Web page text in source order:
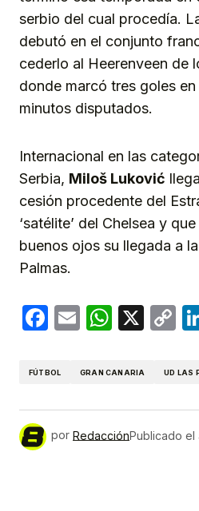
serbio del cual procedía.
debutó en el conjunto
cederlo al Heerenveen de
donde marcó tres goles
minutos disputados.
Internacional en las
Serbia, Miloš Luković
cesión procedente del
‘satélite’ del Chelsea y
buenos ojos su llegada a
Palmas.
Facebook
Email X
FÚTBOL GRAN CANARIA UD LAS
por RedacciónPublicado el